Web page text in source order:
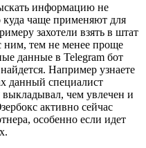
информацию не
куда чаще применяют для
захотели взять в штат
ним, тем не менее проще
данные в Telegram бот
Например узнаете
данный специалист
чем увлечен и
активно сейчас
особенно если идет